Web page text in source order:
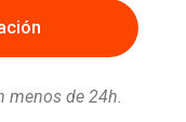
menos de 24h.